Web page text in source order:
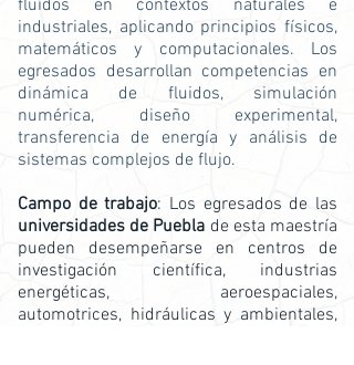
fluidos en contextos naturales e
industriales, aplicando principios físicos,
matemáticos y computacionales. Los
egresados desarrollan competencias en
dinámica de fluidos, simulación
numérica, diseño experimental,
transferencia de energía y análisis de
sistemas complejos de flujo.
Campo de trabajo: Los egresados de las
universidades de Puebla de esta maestría
pueden desempeñarse en centros de
investigación científica, industrias
energéticas, aeroespaciales,
automotrices, hidráulicas y ambientales,